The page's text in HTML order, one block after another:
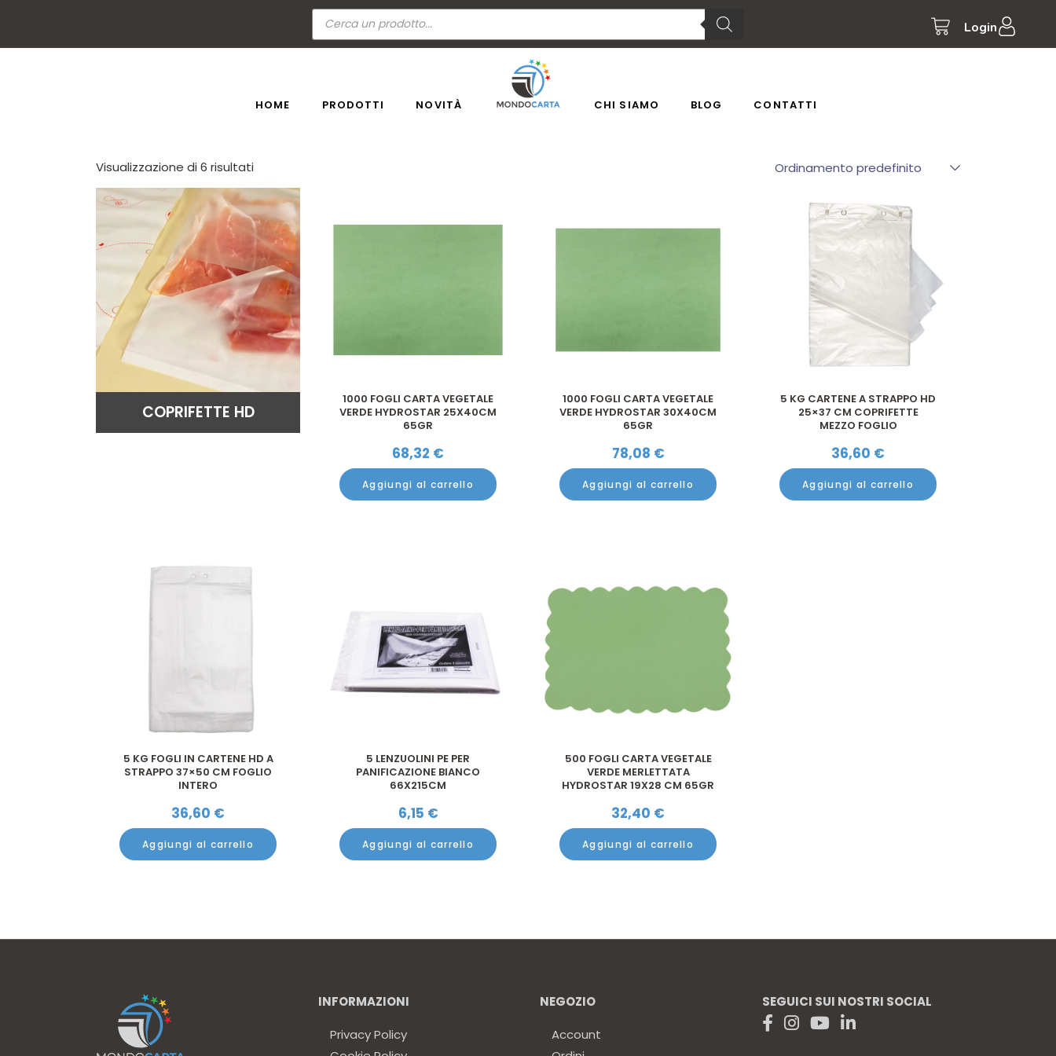
Ricerca
prodotti Login
HOME PRODOTTI NOVITÀ CHI SIAMO BLOG CONTATTI
Visualizzazione di 6 risultati Ordinamento predefinito
COPRIFETTE HD
1000 FOGLI CARTA VEGETALE
VERDE HYDROSTAR 25X40CM
65GR
68,32 €
Aggiungi al carrello
1000 FOGLI CARTA VEGETALE
VERDE HYDROSTAR 30X40CM
65GR
78,08 €
Aggiungi al carrello
5 KG CARTENE A STRAPPO HD
25×37 CM COPRIFETTE
MEZZO FOGLIO
36,60 €
Aggiungi al carrello
5 KG FOGLI IN CARTENE HD A
STRAPPO 37×50 CM FOGLIO
INTERO
36,60 €
Aggiungi al carrello
5 LENZUOLINI PE PER
PANIFICAZIONE BIANCO
66X215CM
6,15 €
Aggiungi al carrello
500 FOGLI CARTA VEGETALE
VERDE MERLETTATA
HYDROSTAR 19X28 CM 65GR
32,40 €
Aggiungi al carrello
INFORMAZIONI
Privacy Policy
NEGOZIO
Account
SEGUICI SUI NOSTRI SOCIAL